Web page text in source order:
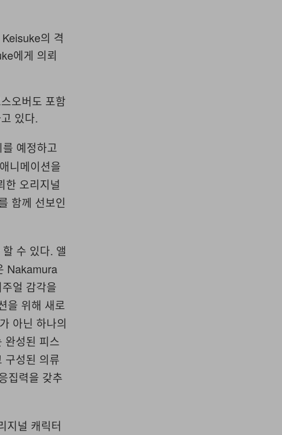
의 격
에게 의뢰
오버도 포함
있다.
예정하고
니메이션을
한 오리지널
함께 선보인
수 있다. 앨
Nakamura
얼 감각을
을 위해 새로
아닌 하나의
완성된 피스
구성된 의류
집력을 갖추
지널 캐릭터